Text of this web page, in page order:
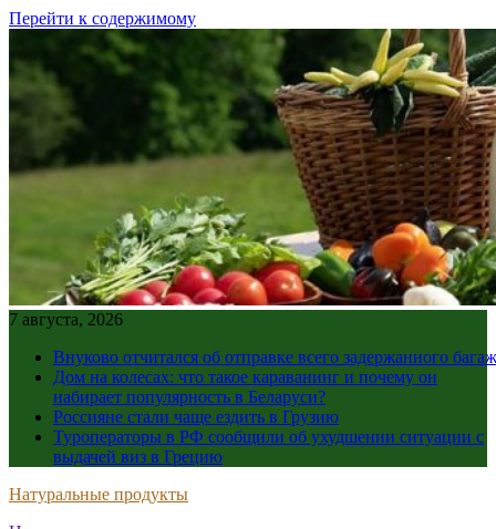
Перейти к содержимому
7 августа, 2026
Внуково отчитался об отправке всего задержанного
Дом на колесах: что такое караванинг и почему он
набирает популярность в Беларуси?
Россияне стали чаще ездить в Грузию
Туроператоры в РФ сообщили об ухудшении ситуации с
выдачей виз в Грецию
Натуральные продукты